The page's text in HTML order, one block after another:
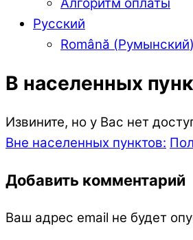
Алгоритм оплаты
Русский
Română (Румынский)
В населенных
Извините, но у Вас нет
Вне населенных пунктов:
Добавить комментарий
Ваш адрес email не будет